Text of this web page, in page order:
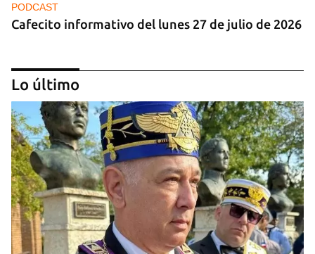
PODCAST
Cafecito informativo del lunes 27 de julio de 2026
PODCAST
Cafecito informativo del viernes 24 de julio de
Lo último